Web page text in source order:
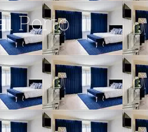
Porto